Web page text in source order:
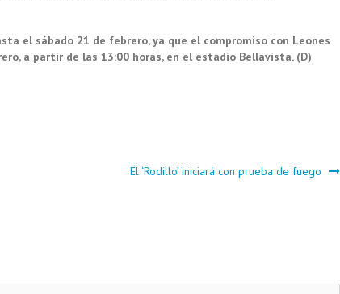
el sábado 21 de febrero, ya que el compromiso con Leones
a partir de las 13:00 horas, en el estadio Bellavista. (D)
El ‘Rodillo’ iniciará con prueba de fuego